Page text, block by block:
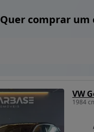
Quer comprar um
VW
1984